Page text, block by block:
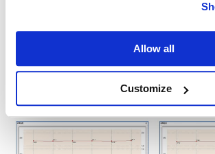
Allow all
Customize
Un sistema óptico patentado ofrece
precisos con una reproducibilidad extraordinaria.